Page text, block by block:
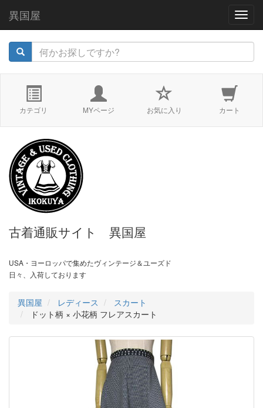
異国屋
カテゴリ MYページ お気に入り カート
古着通販サイト 異国屋
USA・ヨーロッパで集めたヴィンテージ＆ユーズド
日々、入荷しております
異国屋 レディース
スカート
ドット柄 × 小花柄 フレアスカート